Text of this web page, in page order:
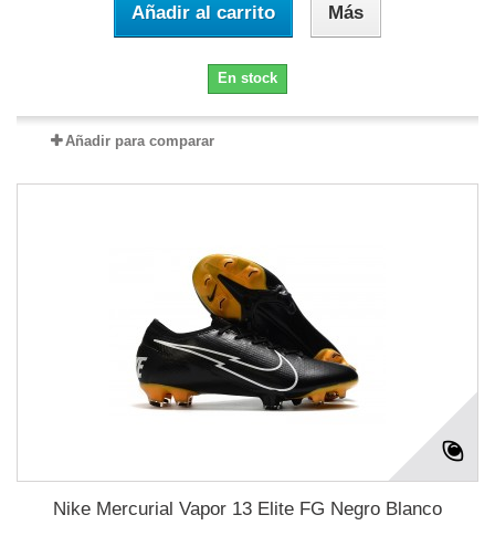
Añadir al carrito Más
En stock
Añadir para comparar
Nike Mercurial Vapor 13 Elite FG Negro Blanco